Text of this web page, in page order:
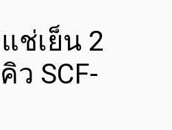
ช่เย็น 2
ว SCF-